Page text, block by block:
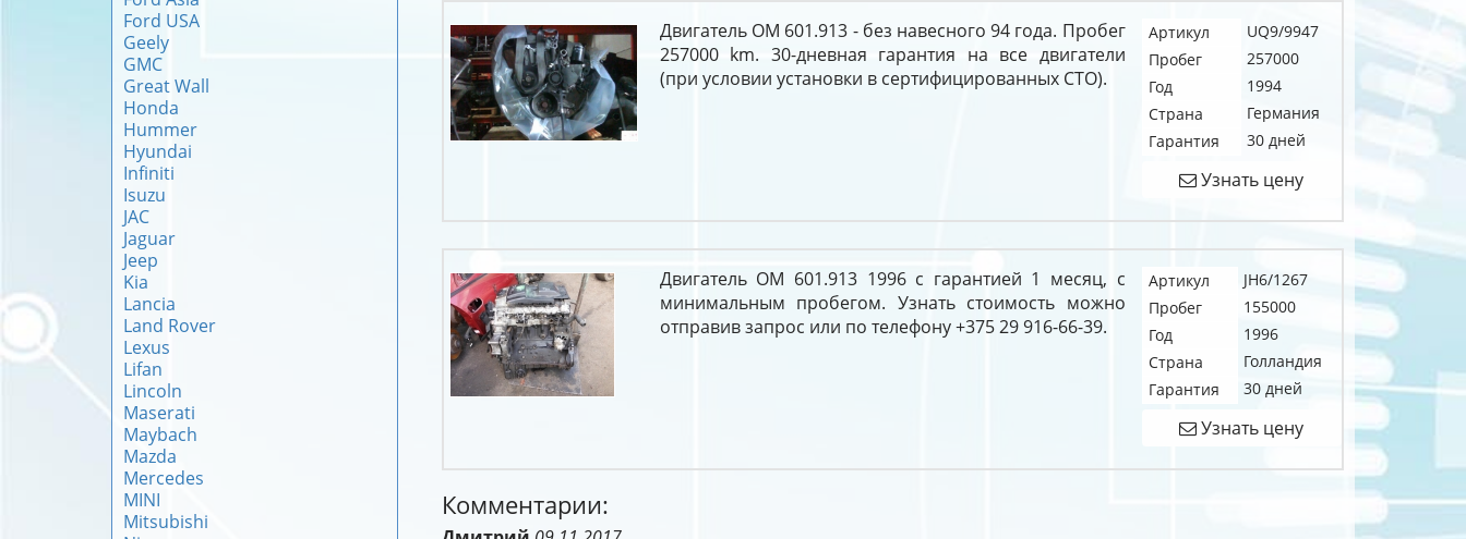
Ford USA
Geely
GMC
Great Wall
Honda
Hummer
Hyundai
Infiniti
Isuzu
JAC
Jaguar
Jeep
Kia
Lancia
Land Rover
Lexus
Lifan
Lincoln
Maserati
Maybach
Mazda
Mercedes
MINI
Mitsubishi
Двигатель OM 601.913 - без навесного 94 года. Пробег
257000 km. 30-дневная гарантия на все двигатели
(при условии установки в сертифицированных СТО).
Артикул
UQ9/9947
Пробег
257000
Год
1994
Страна
Германия
Гарантия
30 дней
Узнать цену
Двигатель OM 601.913 1996 с гарантией 1 месяц, с
минимальным пробегом. Узнать стоимость можно
отправив запрос или по телефону +375 29 916-66-39.
Артикул
JH6/1267
Пробег
155000
Год
1996
Страна
Голландия
Гарантия
30 дней
Узнать цену
Комментарии: